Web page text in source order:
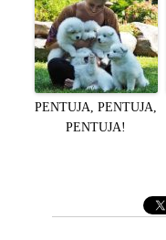
PENTUJA, PENTUJA,
PENTUJA!